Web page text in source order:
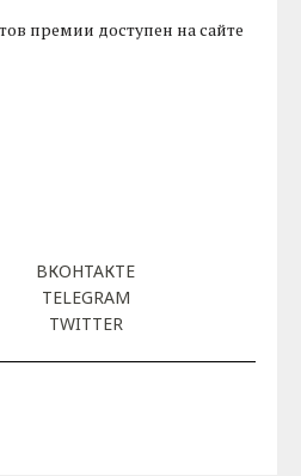
премии доступен на сайте
ВКОНТАКТЕ
TELEGRAM
TWITTER